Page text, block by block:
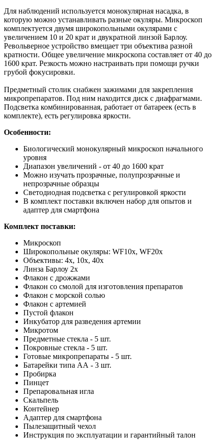
Для наблюдений используется монокулярная насадка, в
которую можно устанавливать разные окуляры. Микроскоп
комплектуется двумя широкопольными окулярами с
увеличением 10 и 20 крат и двукратной линзой Барлоу.
Револьверное устройство вмещает три объектива разной
кратности. Общее увеличение микроскопа составляет от 40 до
1600 крат. Резкость можно настраивать при помощи ручки
грубой фокусировки.
Предметный столик снабжен зажимами для закрепления
микропрепаратов. Под ним находится диск с диафрагмами.
Подсветка комбинированная, работает от батареек (есть в
комплекте), есть регулировка яркости.
Особенности:
Биологический монокулярный микроскоп начального
уровня
Диапазон увеличений - от 40 до 1600 крат
Можно изучать прозрачные, полупрозрачные и
непрозрачные образцы
Светодиодная подсветка с регулировкой яркости
В комплект поставки включен набор для опытов и
адаптер для смартфона
Комплект поставки:
Микроскоп
Широкопольные окуляры: WF10x, WF20x
Объективы: 4x, 10x, 40x
Линза Барлоу 2х
Флакон с дрожжами
Флакон со смолой для изготовления препаратов
Флакон с морской солью
Флакон с артемией
Пустой флакон
Инкубатор для разведения артемии
Микротом
Предметные стекла - 5 шт.
Покровные стекла - 5 шт.
Готовые микропрепараты - 5 шт.
Батарейки типа АА - 3 шт.
Пробирка
Пинцет
Препаровальная игла
Скальпель
Контейнер
Адаптер для смартфона
Пылезащитный чехол
Инструкция по эксплуатации и гарантийный талон